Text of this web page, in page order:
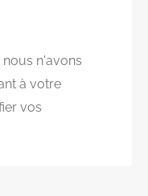
n'avons
à votre
vos